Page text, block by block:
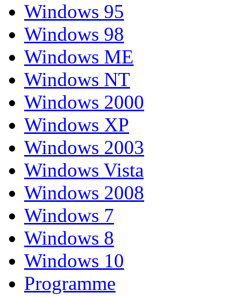
Windows 95
Windows 98
Windows ME
Windows NT
Windows 2000
Windows XP
Windows 2003
Windows Vista
Windows 2008
Windows 7
Windows 8
Windows 10
Programme